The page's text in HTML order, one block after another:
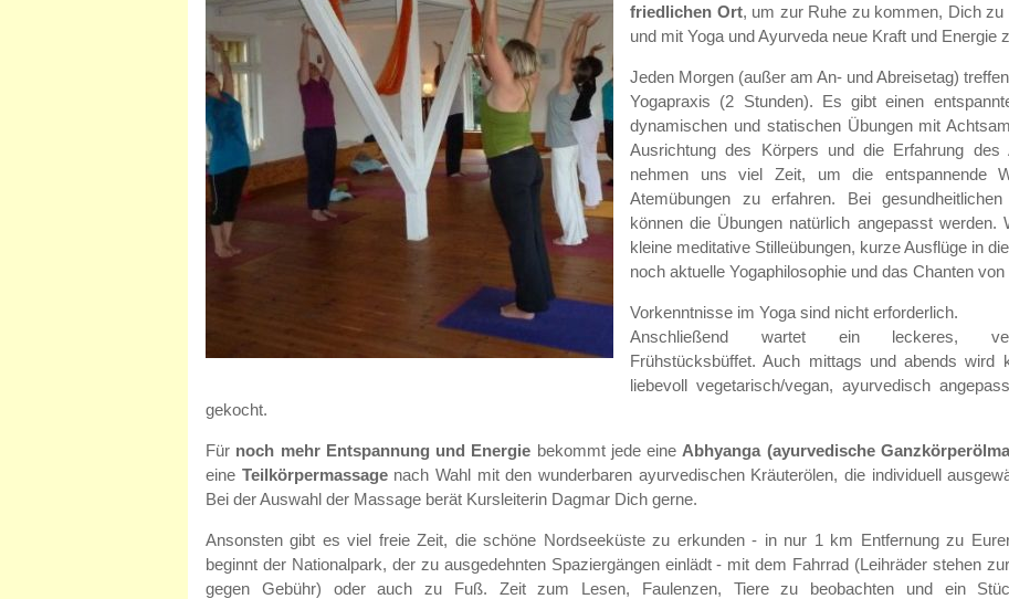
friedlichen Ort, um zur Ruhe zu kommen, Dich zu
und mit Yoga und Ayurveda neue Kraft und Energie
Jeden Morgen (außer am An- und Abreisetag)
Yogapraxis (2 Stunden). Es gibt einen
dynamischen und statischen Übungen mit
Ausrichtung des Körpers und die Erfahrung des
nehmen uns viel Zeit, um die entspannende
Atemübungen zu erfahren. Bei gesundheitlichen
können die Übungen natürlich angepasst werden.
kleine meditative Stilleübungen, kurze Ausflüge in
noch aktuelle Yogaphilosophie und das Chanten
Vorkenntnisse im Yoga sind nicht erforderlich.
Anschließend wartet ein leckeres,
Frühstücksbüffet. Auch mittags und abends wird
liebevoll vegetarisch/vegan, ayurvedisch
gekocht.
Für noch mehr Entspannung und Energie bekommt jede eine Abhyanga (ayurvedische
eine Teilkörpermassagenach Wahl mit den wunderbaren ayurvedischen Kräuterölen, die individuell
Bei der Auswahl der Massage berät Kursleiterin Dagmar Dich gerne.
Ansonsten gibt es viel freie Zeit, die schöne Nordseeküste zu erkunden - in nur 1 km Entfernung zu
beginnt der Nationalpark, der zu ausgedehnten Spaziergängen einlädt - mit dem Fahrrad (Leihräder stehen
gegen Gebühr) oder auch zu Fuß. Zeit zum Lesen, Faulenzen, Tiere zu beobachten und ein